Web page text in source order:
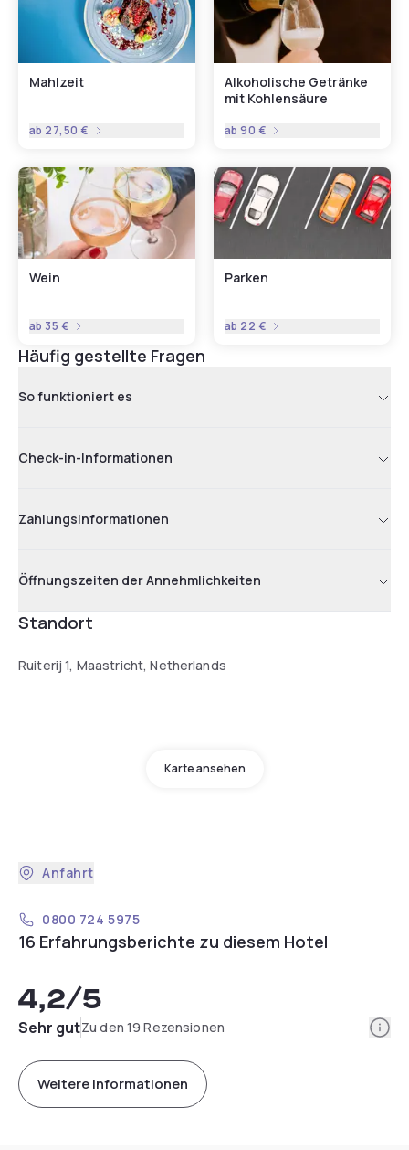
Mahlzeit
ab 27,50 €
Alkoholische Getränke
mit Kohlensäure
ab90 €
Wein
ab 35 €
Parken
ab 22 €
Häufig gestellte Fragen
So funktioniert es
Check-in-Informationen
Zahlungsinformationen
Öffnungszeiten der Annehmlichkeiten
Standort
Ruiterij 1, Maastricht, Netherlands
Karte ansehen
Anfahrt
0800 724 5975
16 Erfahrungsberichte zu diesem Hotel
4,2/5
Sehr gutZu den 19 Rezensionen
Weitere Informationen